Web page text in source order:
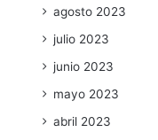
agosto 2023
julio 2023
junio 2023
mayo 2023
abril 2023